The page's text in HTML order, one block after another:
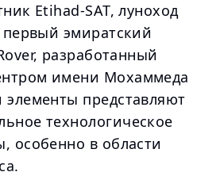
Etihad-SAT, луноход
первый эмиратский
разработанный
имени Мохаммеда
представляют
технологическое
особенно в области